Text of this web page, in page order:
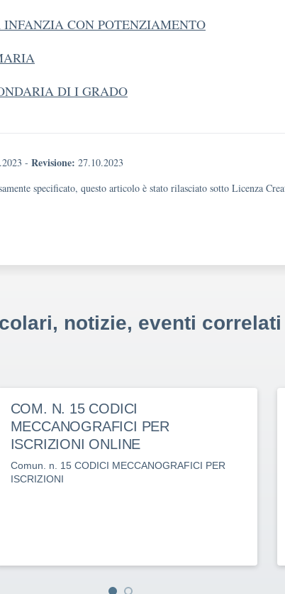
INFANZIA CON POTENZIAMENTO
DI I GRADO
- Revisione: 27.10.2023
specificato, questo articolo è stato rilasciato sotto Licenza
notizie, eventi correlati
COM. N. 15 CODICI
MECCANOGRAFICI PER
ISCRIZIONI ONLINE
Comun. n. 15 CODICI MECCANOGRAFICI PER
ISCRIZIONI